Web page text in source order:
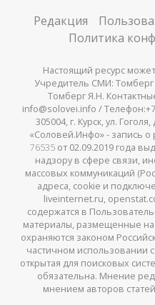
Редакция
Политика
Настоящий ресурс
Учредитель СМИ:
Томберг Я.Н.
info@solovei.info /
305004, г. Курск, ул.
«Соловей.Инфо» - запись о
76535от 02.09.2019 года
надзору в сфере связи,
массовых коммуникаций
адреса, cookie и
liveinternet.ru,
содержатся в
материалы, размещенные
охраняются законом
частичном использовании
открытая для поисковых
обязательна. Мнение
мнением авторов